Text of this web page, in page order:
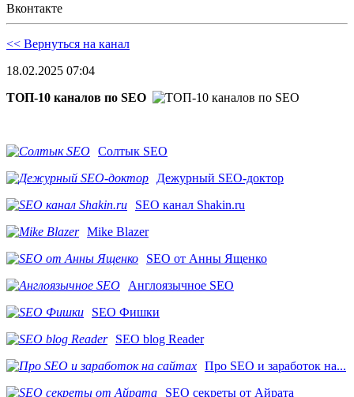
Вконтакте
<< Вернуться на канал
18.02.2025 07:04
ТОП-10 каналов по SEO
Солтык SEO
Дежурный SEO-доктор
SEO канал Shakin.ru
Mike Blazer
SEO от Анны Ященко
Англоязычное SEO
SEO Фишки
SEO blog Reader
Про SEO и заработок на...
SEO секреты от Айрата